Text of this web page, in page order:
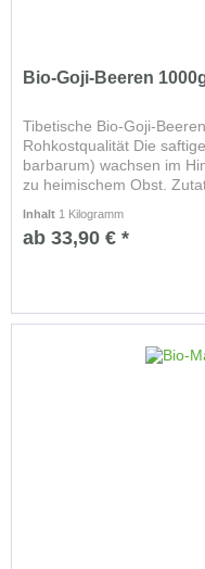
Bio-Goji-Beeren
Tibetische Bio-Goji-
Rohkostqualität Die
barbarum) wachsen im
zu heimischem Obst.
Inhalt 1 Kilogramm
ab 33,90 € *